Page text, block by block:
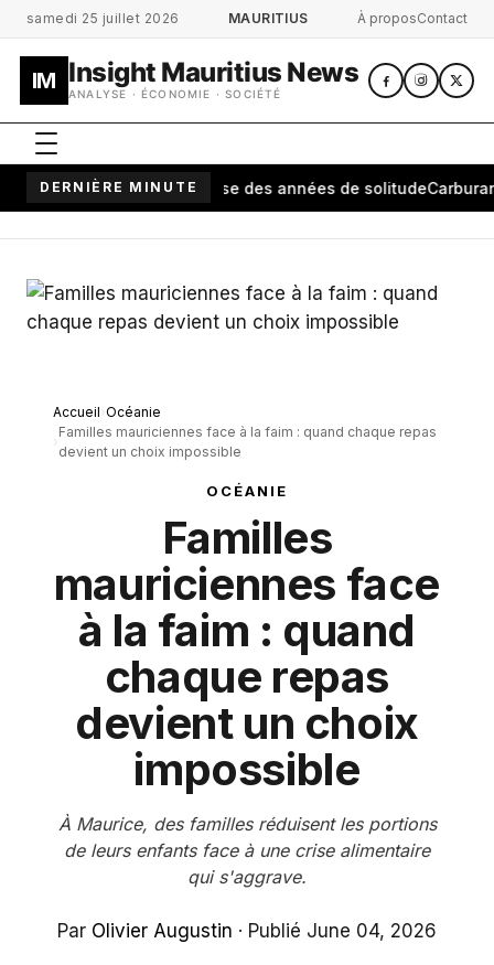
Aller au contenu principal
samedi 25 juillet 2026 MAURITIUS À proposContact
IM Insight Mauritius News
ANALYSE · ÉCONOMIE · SOCIÉTÉ
DERNIÈRE MINUTE
une cérémonie brise des années de solitudeCarburant à
Accueil Océanie
Familles mauriciennes face à la faim : quand chaque repas
devient un choix impossible
OCÉANIE
Familles
mauriciennes face
à la faim : quand
chaque repas
devient un choix
impossible
À Maurice, des familles réduisent les portions
de leurs enfants face à une crise alimentaire
qui s'aggrave.
Par Olivier Augustin · Publié June 04, 2026